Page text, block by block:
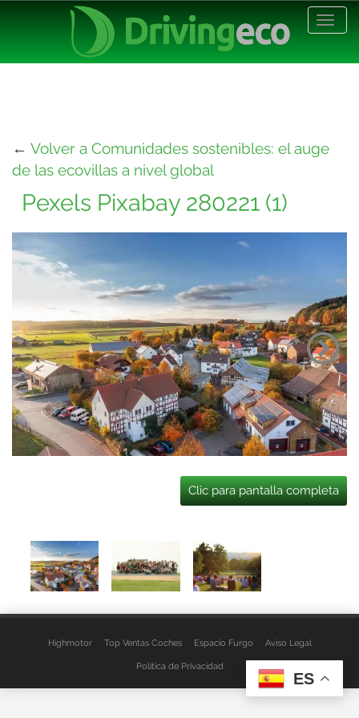
← Volver a Comunidades sostenibles: el auge
de las ecovillas a nivel global
Pexels Pixabay 280221 (1)
Clic para pantalla completa
Highmotor Top Ventas Coches Espacio Furgo Aviso Legal
Política de Privacidad
ES